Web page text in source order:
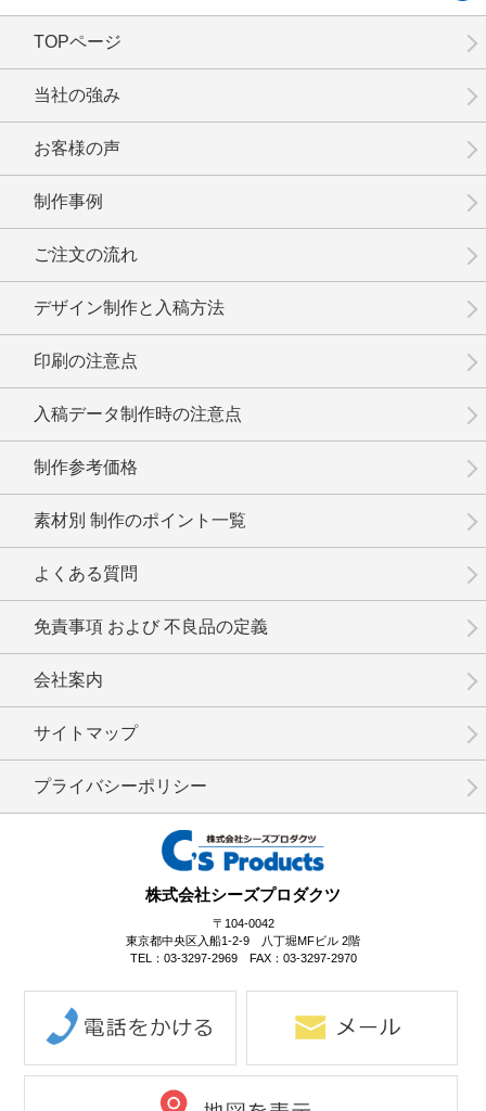
No.20-002
株式会社シーズプロダクツ
〒104-0042
東京都中央区入船1-2-9 八丁堀MFビル 2階
TEL：03-3297-2969 FAX：03-3297-2970
TOPページ
当社の強み
お客様の声
制作事例
ご注文の流れ
デザイン制作と入稿方法
印刷の注意点
入稿データ制作時の注意点
制作参考価格
素材別 制作のポイント一覧
よくある質問
免責事項 および 不良品の定義
会社案内
サイトマップ
プライバシーポリシー